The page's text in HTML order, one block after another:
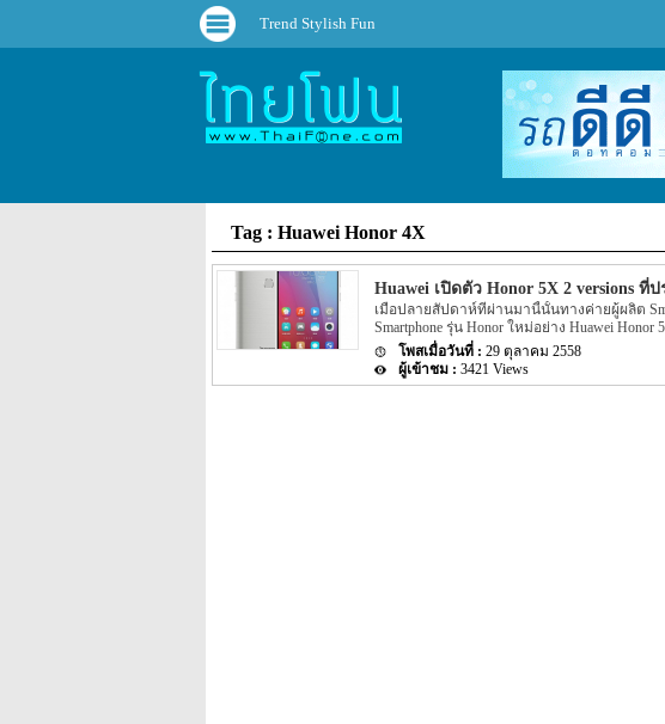
Trend Stylish Fun
Tag : Huawei Honor 4X
Huawei เปิดตัว Honor 5X 2 versions ที่
เมื่อปลายสัปดาห์ที่ผ่านมานี้นั้นทางค่ายผู้ผลิต
Smartphone รุ่น Honor ใหม่อย่าง Huawei Honor
29 ตุลาคม 2558
3421 Views